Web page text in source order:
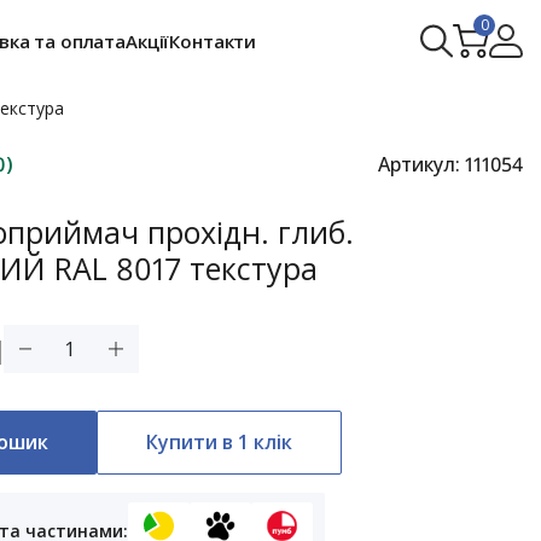
та оплатаАкціїКонтакти
0
Артикул: 111054
прохідн. глиб.
RAL 8017 текстура
Купити в 1 клік
частинами: